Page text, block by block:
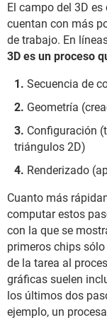
El campo del 3D
cuentan con más
de trabajo. En
3D es un proceso
Secuencia de
Geometría
Configuración
triángulos 2D)
Renderizado
Cuanto más
computar estos
con la que se
primeros chips
de la tarea al
gráficas suelen
los últimos dos
ejemplo, un